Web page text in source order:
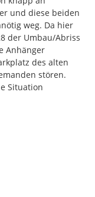
und diese beiden
weg. Da hier
der Umbau/Abriss
Anhänger
des alten
stören.
Situation